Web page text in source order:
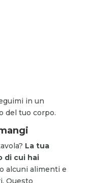
in un
del tuo corpo.
La tua
di cui hai
alcuni alimenti e
Questo